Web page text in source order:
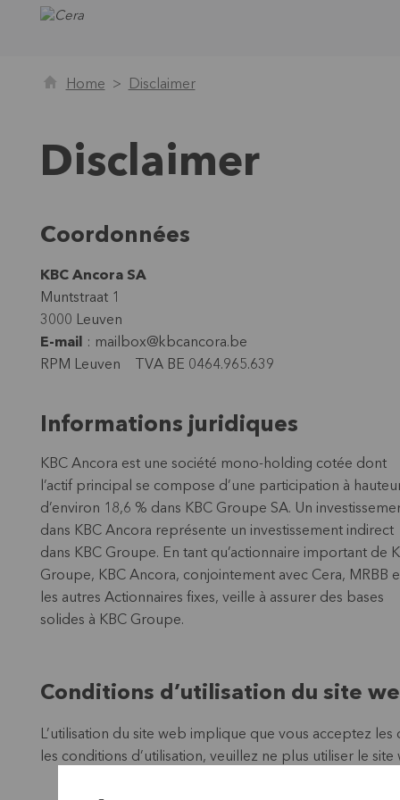
Home Disclaimer
Disclaimer
Coordonnées
KBC Ancora SA
Muntstraat 1
3000 Leuven
E-mail
: mailbox@kbcancora.be
RPM Leuven
TVA BE 0464.965.639
Informations juridiques
KBC Ancora est une société mono-holding cotée dont
l’actif principal se compose d’une participation à
d’environ 18,6 % dans KBC Groupe SA. Un
dans KBC Ancora représente un investissement indirect
dans KBC Groupe. En tant qu’actionnaire important de
Groupe, KBC Ancora, conjointement avec Cera, MRBB
les autres Actionnaires fixes, veille à assurer des bases
solides à KBC Groupe.
Conditions d’utilisation du site
L’utilisation du site web implique que vous acceptez les
les conditions d’utilisation, veuillez ne plus utiliser le site